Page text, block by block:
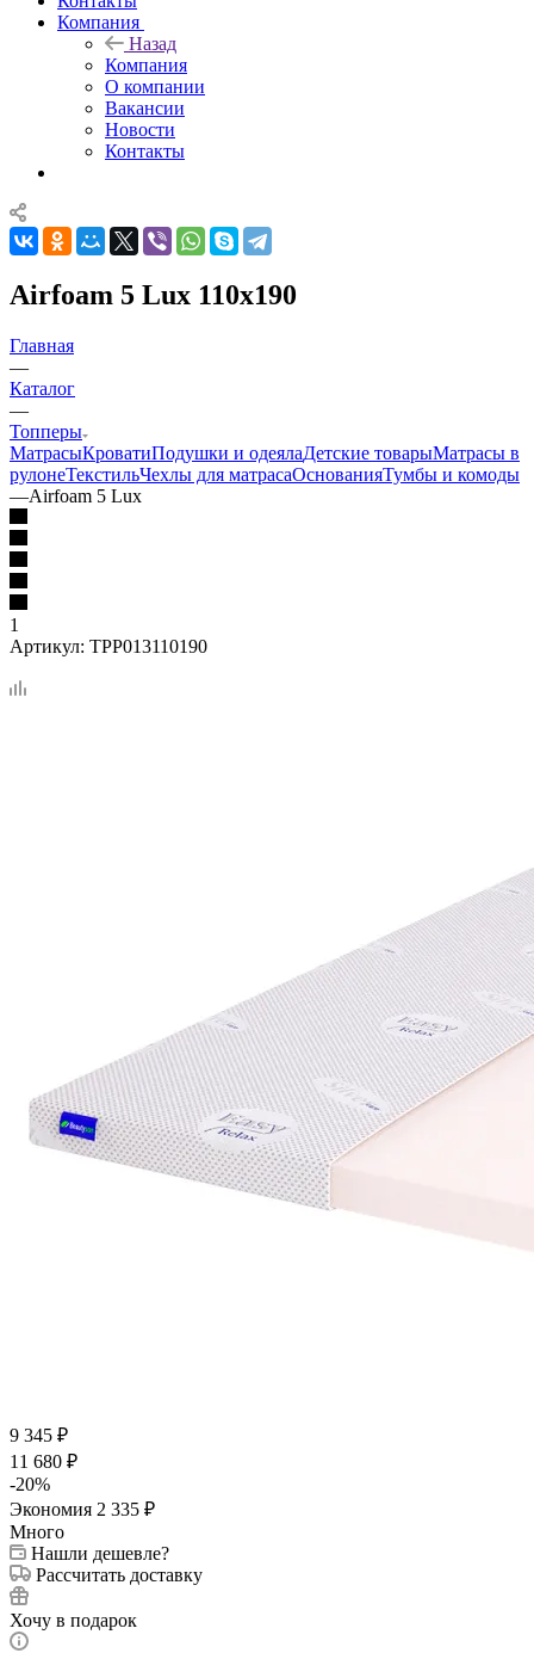
Компания
Назад
Компания
О компании
Вакансии
Новости
Контакты
Airfoam 5 Lux 110x190
Главная
—
Каталог
—
Топперы
МатрасыКроватиПодушки и одеялаДетские товарыМатрасы в
рулонеТекстильЧехлы для матрасаОснованияТумбы и комоды
—Airfoam 5 Lux
1
Артикул: TPP013110190
9 345 ₽
11 680 ₽
-20%
Экономия 2 335 ₽
Много
Нашли дешевле?
Рассчитать доставку
Хочу в подарок